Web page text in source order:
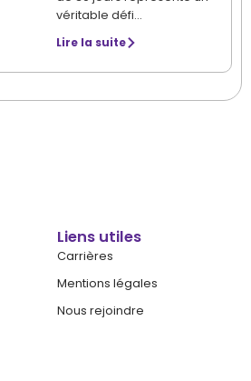
véritable défi…
Lire la suite
Liens utiles
Carrières
Mentions légales
Nous rejoindre